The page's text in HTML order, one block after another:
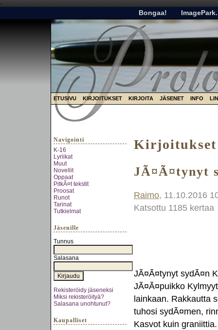
-
Bongaa!
ETUSIVU KIRJOITUKSET KIRJOITA JÄSENET INFO
Navigointi
K-16
Lyriikat
Muut
Novellit
Oppaat
PitkÃ¤t tekstit
Proosat
Runot
Tarinat
Tutkielmat
Jäsenille
Tunnus
Salasana
Rekisteröidy jäseneksi
Miksi rekisteröityä?
Salasana unohtunut?
Kaupalliset
Kirjoitukset
JÃ¤Ã¤tynyt
Raimo, 11.10.2016
Katsottu 1185 kertaa
JÃ¤Ã¤tynyt sydÃ¤n
JÃ¤Ã¤puikko
lainkaan. Rakkautta
tuhosi sydÃ¤men,
Kasvot kuin